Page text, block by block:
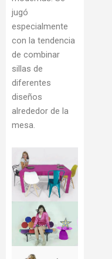
jugó
especialmente
con la tendencia
de combinar
sillas de
diferentes
diseños
alrededor de la
mesa.